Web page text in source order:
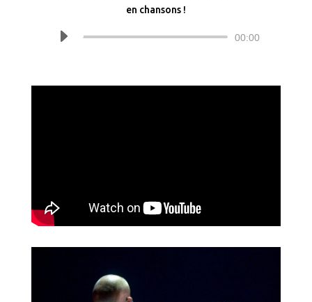
en chansons !
Lecteur
00:00